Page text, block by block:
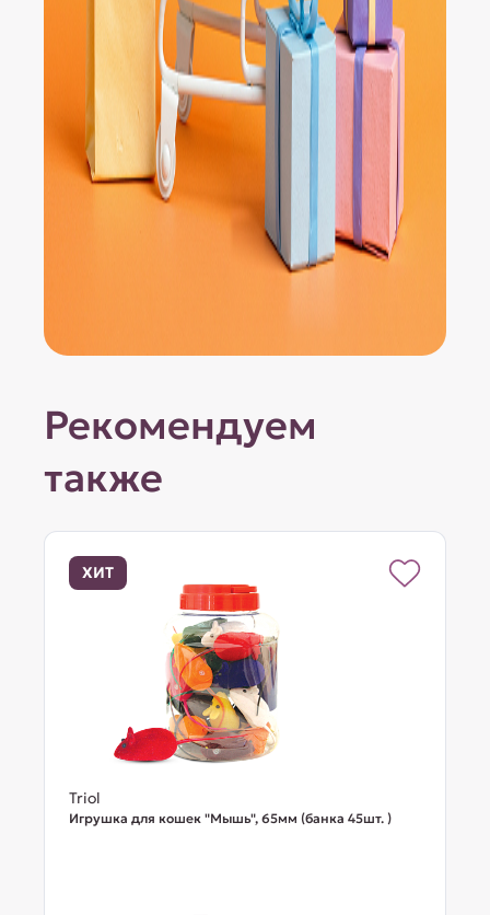
Рекомендуем
также
ХИТ
Triol
Игрушка для кошек "Мышь", 65мм (банка 45шт. )